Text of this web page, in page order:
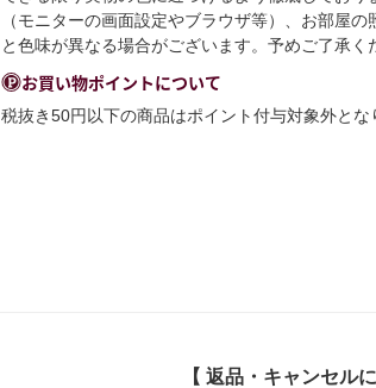
（モニターの画面設定やブラウザ等）、お部屋
と色味が異なる場合がございます。予めご了承く
お買い物ポイントについて
税抜き50円以下の商品はポイント付与対象外とな
【 返品・キャンセル